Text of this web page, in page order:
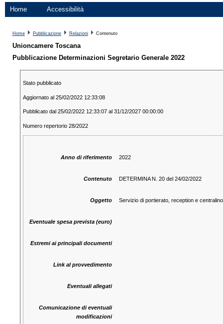
Home Accessibilità
Home Pubblicazione Relazioni Contenuto
Unioncamere Toscana
Pubblicazione Determinazioni Segretario Generale 2022
Stato pubblicato
Aggiornato al 25/02/2022 12:33:08
Pubblicato dal 25/02/2022 12:33:07 al 31/12/2027 00:00:00
Numero repertorio 28/2022
Anno di riferimento 2022
Contenuto DETERMINA N. 20 del 24/02/2022
Oggetto Servizio di portierato, reception e
Eventuale spesa prevista (euro)
Estremi ai principali documenti
Link al provvedimento
Eventuali allegati
Comunicazione di eventuali
modificazioni